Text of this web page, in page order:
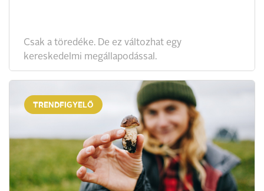
Csak a töredéke. De ez változhat egy
kereskedelmi megállapodással.
TRENDFIGYELŐ